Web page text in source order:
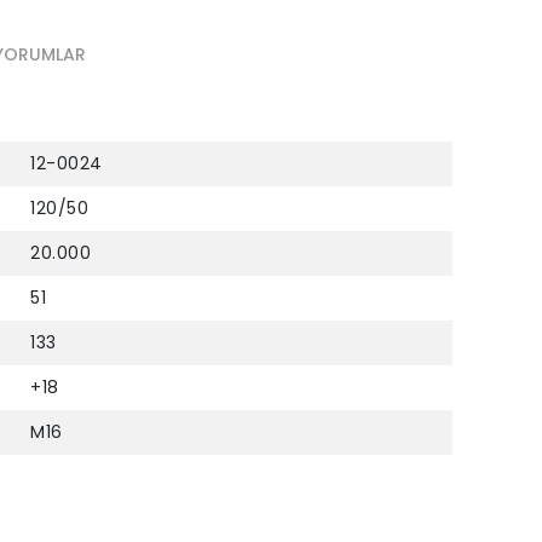
12-0024
120/50
20.000
51
133
+18
M16